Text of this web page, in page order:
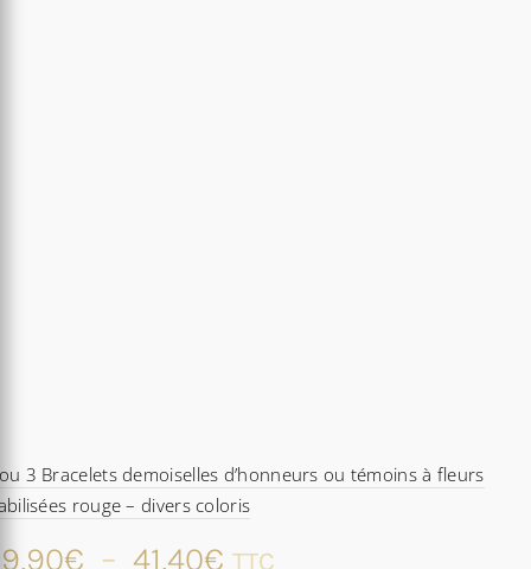
3 Bracelets demoiselles d’honneurs ou témoins à fleurs
rouge – divers coloris
€ – 41,40€ Plage
TTC